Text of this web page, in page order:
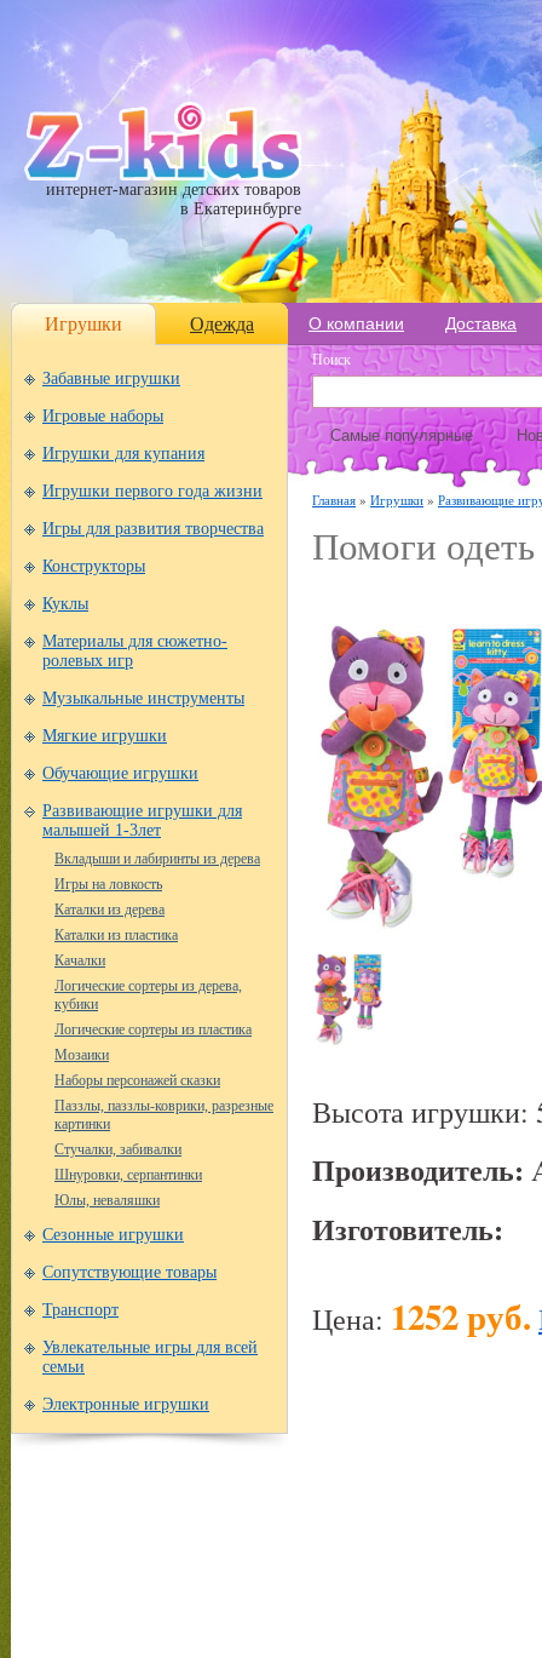
интернет-магазин детских товаров
в Екатеринбурге
Игрушки Одежда О компании Доставка
Забавные игрушки
Игровые наборы
Игрушки для купания
Игрушки первого года жизни
Игры для развития творчества
Конструкторы
Куклы
Материалы для сюжетно-
ролевых игр
Музыкальные инструменты
Мягкие игрушки
Обучающие игрушки
Развивающие игрушки для
малышей 1-3лет
Вкладыши и лабиринты из дерева
Игры на ловкость
Каталки из дерева
Каталки из пластика
Качалки
Логические сортеры из дерева,
кубики
Логические сортеры из пластика
Мозаики
Наборы персонажей сказки
Паззлы, паззлы-коврики, разрезные
картинки
Стучалки, забивалки
Шнуровки, серпантинки
Юлы, неваляшки
Сезонные игрушки
Сопутствующие товары
Транспорт
Увлекательные игры для всей
семьи
Электронные игрушки
Поиск
Самые популярные
Главная » Игрушки » Развивающие
Помоги
Высота игрушки:
Производитель:
Изготовитель:
Цена: 1252 руб.